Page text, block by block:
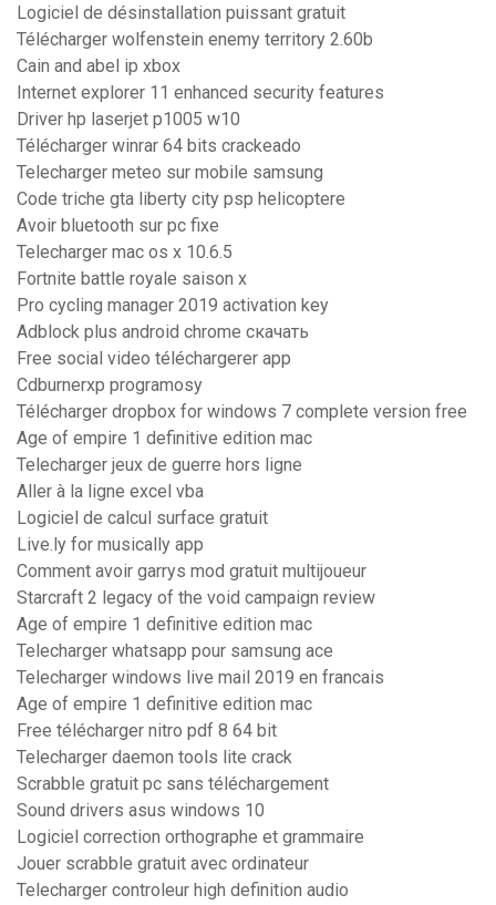
Logiciel de désinstallation puissant gratuit
Télécharger wolfenstein enemy territory 2.60b
Cain and abel ip xbox
Internet explorer 11 enhanced security features
Driver hp laserjet p1005 w10
Télécharger winrar 64 bits crackeado
Telecharger meteo sur mobile samsung
Code triche gta liberty city psp helicoptere
Avoir bluetooth sur pc fixe
Telecharger mac os x 10.6.5
Fortnite battle royale saison x
Pro cycling manager 2019 activation key
Adblock plus android chrome скачать
Free social video téléchargerer app
Cdburnerxp programosy
Télécharger dropbox for windows 7 complete version free
Age of empire 1 definitive edition mac
Telecharger jeux de guerre hors ligne
Aller à la ligne excel vba
Logiciel de calcul surface gratuit
Live.ly for musically app
Comment avoir garrys mod gratuit multijoueur
Starcraft 2 legacy of the void campaign review
Age of empire 1 definitive edition mac
Telecharger whatsapp pour samsung ace
Telecharger windows live mail 2019 en francais
Age of empire 1 definitive edition mac
Free télécharger nitro pdf 8 64 bit
Telecharger daemon tools lite crack
Scrabble gratuit pc sans téléchargement
Sound drivers asus windows 10
Logiciel correction orthographe et grammaire
Jouer scrabble gratuit avec ordinateur
Telecharger controleur high definition audio